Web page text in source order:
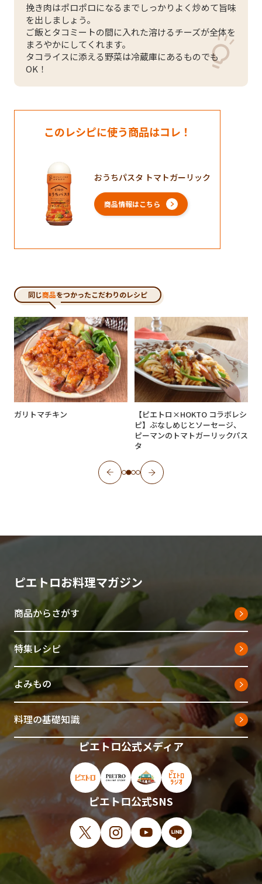
挽き肉はポロポロになるまでしっかりよく炒めて旨味
を出しましょう。
ご飯とタコミートの間に入れた溶けるチーズが全体を
まろやかにしてくれます。
タコライスに添える野菜は冷蔵庫にあるものでも
OK！
このレシピに使う商品はコレ！
おうちパスタ トマトガーリック
商品情報はこちら
同じ商品をつかったこだわりのレシピ
ガリトマチキン
【ピエトロ×HOKTO コラボレシ
ピ】ぶなしめじとソーセージ、
ピーマンのトマトガーリックパス
タ
ピエトロお料理マガジン
商品からさがす
特集レシピ
よみもの
料理の基礎知識
ピエトロ公式メディア
ピエトロ公式サイト（新しいウィンドウで
ピエトロオンラインストア（新しい
ピエトロホームタウン（新
ピエトロラジオ（新
ピエトロ公式SNS
X（新しいウィンドウで開きます）
Instagram（新しいウィンドウで開
YouTube（新しいウィンド
LINE（新しいウィン